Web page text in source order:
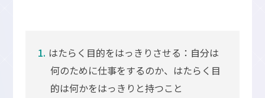
はたらく目的をはっきりさせる：自分は
何のために仕事をするのか、はたらく目
的は何かをはっきりと持つこと